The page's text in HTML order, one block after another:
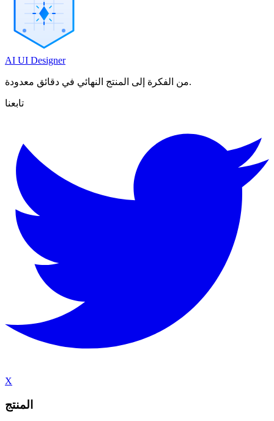
AI UI Designer
من الفكرة إلى المنتج النهائي في دقائق معدودة.
تابعنا
X
المنتج